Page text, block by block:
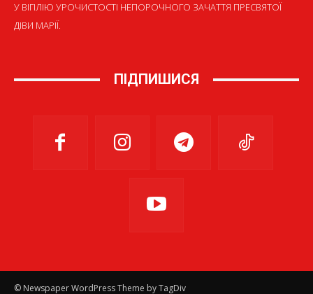
У ВІГІЛІЮ УРОЧИСТОСТІ НЕПОРОЧНОГО ЗАЧАТТЯ ПРЕСВЯТОЇ
ДІВИ МАРІЇ.
ПІДПИШИСЯ
© Newspaper WordPress Theme by TagDiv